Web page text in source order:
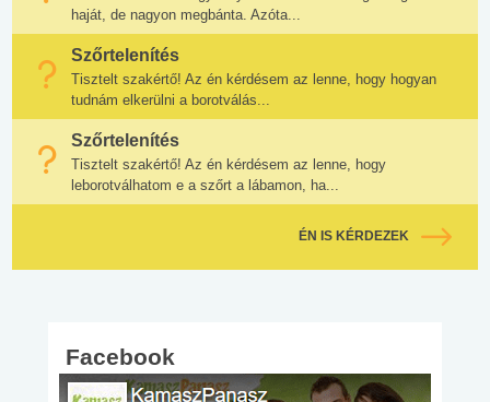
haját, de nagyon megbánta. Azóta...
Szőrtelenítés
Tisztelt szakértő! Az én kérdésem az lenne, hogy hogyan
tudnám elkerülni a borotválás...
Szőrtelenítés
Tisztelt szakértő! Az én kérdésem az lenne, hogy
leborotválhatom e a szőrt a lábamon, ha...
ÉN IS KÉRDEZEK
Facebook